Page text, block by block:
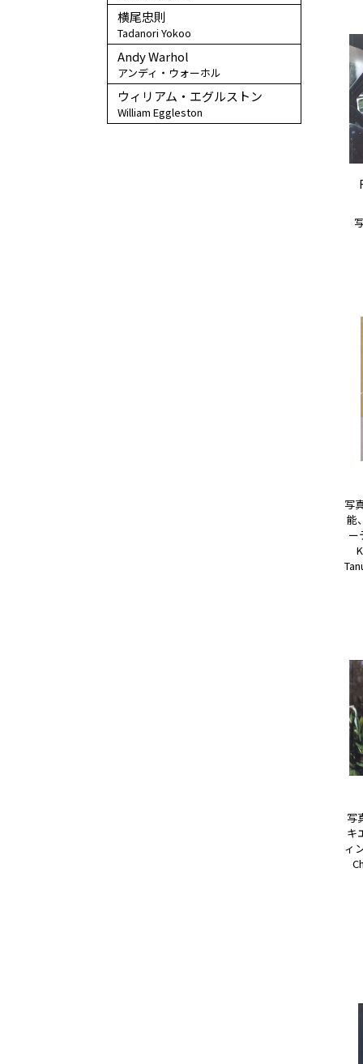
写
能
ー
写
キ
ィ
横尾忠則
Tadanori Yokoo
Andy Warhol
アンディ・ウォーホル
ウィリアム・エグルストン
William Eggleston